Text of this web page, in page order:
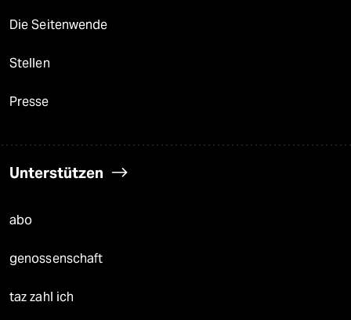
Die Seitenwende
Stellen
Presse
Unterstützen
abo
genossenschaft
taz zahl ich